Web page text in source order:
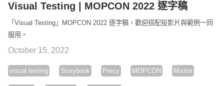
Visual Testing | MOPCON 2022 逐字稿
「Visual Testing」MOPCON 2022 逐字稿，歡迎搭配投影片與範例一同
服用。
October 15, 2022
visual testing Storybook Percy MOPCON Mixtini